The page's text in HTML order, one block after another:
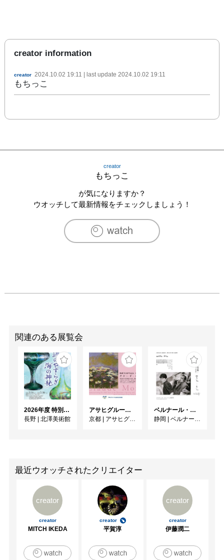
creator information
creator 2024.10.02 19:11 | last update 2024.10.02 19:11
もちっこ
creator
もちっこ
が気になりますか？
ウオッチして最新情報をチェックしましょう！
関連のある展覧会
2026年度 特別展「ガレとドーム、アール･ヌーヴォーのガラス 水辺のやすらぎ、海の神秘」
長野 | 北澤美術館
アサヒグループ大山崎山荘美術館 開館30周年記念展「没後100年 クロード・モネ」
京都 | アサヒグループ大山崎山荘美術館
ベルナール・ビュフェと写真 ーカメラがとらえたビュフェとその時代、そして21 世紀へ
静岡 | ベルナール・ビュフェ美術館
最近ウオッチされたクリエイター
creator
creator
MITCH IKEDA
creator
平賀淳
creator
creator
伊藤潤二